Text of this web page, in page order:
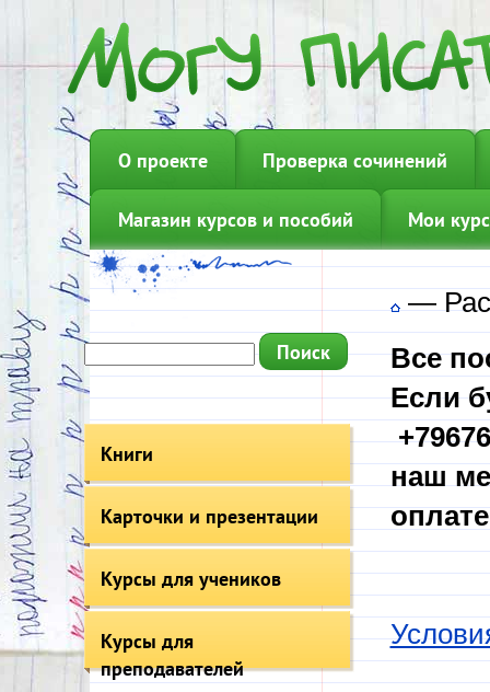
О проекте Проверка сочинений
Магазин курсов и пособий Мои
Книги
Карточки и презентации
Курсы для учеников
Курсы для
преподавателей
—
Все
Если
наш